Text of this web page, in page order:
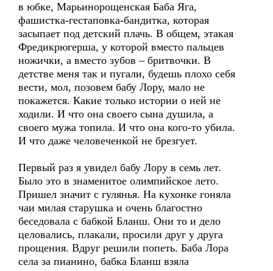
в юбке, Марьинорощенская Баба Яга,
фашистка-гестаповка-бандитка, которая
засыпает под детский плачь. В общем, этакая
Фредикрюгерша, у которой вместо пальцев
ножички, а вместо зубов – бритвочки. В
детстве меня так и пугали, будешь плохо себя
вести, мол, позовем бабу Лору, мало не
покажется. Какие только истории о ней не
ходили. И что она своего сына душила, а
своего мужа топила. И что она кого-то убила.
И что даже человеченкой не брезгует.
Первый раз я увидел бабу Лору в семь лет.
Было это в знаменитое олимпийское лето.
Пришел значит с гулянья. На кухонке гоняла
чаи милая старушка и очень благостно
беседовала с бабкой Бланш. Они то и дело
целовались, плакали, просили друг у друга
прощения. Вдруг решили попеть. Баба Лора
села за пианино, бабка Бланш взяла